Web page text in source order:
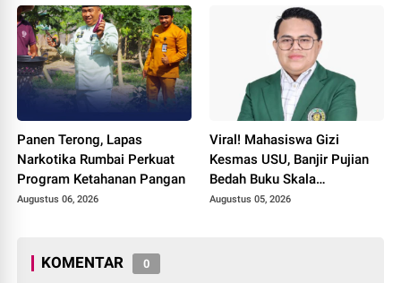
Nasionalisme dan Green
Policing Jelang HUT RI Ke-
Panen Terong, Lapas
Narkotika Rumbai Perkuat
Program Ketahanan Pangan
Augustus 06, 2026
Viral! Mahasiswa Gizi
Kesmas USU, Banjir Pujian
Bedah Buku Skala
International dari 70 Ribu
Augustus 05, 2026
KOMENTAR 0